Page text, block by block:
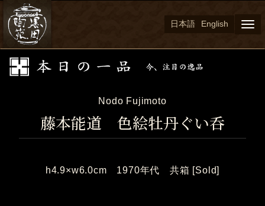
日本語 English
Nodo Fujimoto
藤本能道 色絵牡丹ぐい呑
h4.9×w6.0cm 1970年代 共箱 [Sold]